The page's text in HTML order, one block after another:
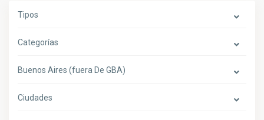
Tipos
Categorías
Buenos Aires (fuera De GBA)
Ciudades